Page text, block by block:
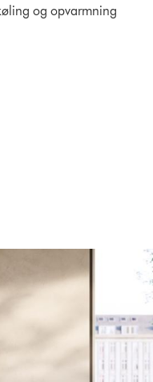
og opvarmning